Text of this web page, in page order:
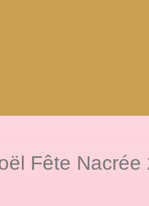
Fête Nacrée